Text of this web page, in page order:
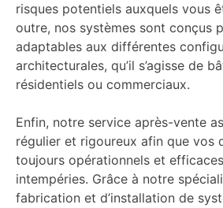
risques potentiels auxquels vous
outre, nos systèmes sont conçus
adaptables aux différentes
architecturales, qu’il s’agisse de
résidentiels ou commerciaux.
Enfin, notre service après-vente
régulier et rigoureux afin que vos
toujours opérationnels et
intempéries. Grâce à notre
fabrication et d’installation de